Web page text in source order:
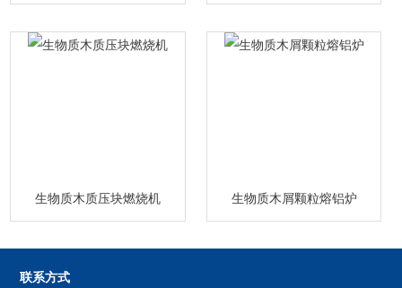
生物质木质压块燃烧机 生物质木屑颗粒熔铝炉
联系方式